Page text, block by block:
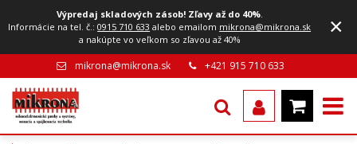
Výpredaj skladových zásob! Zľavy až do 40%.
Informácie na tel. č.:0915 710 633 alebo emailom mikrona@mikrona.sk
a nakúpte vo veľkom so zľavou až 40%
×
mikrona@mikrona.sk +421 915 710 633